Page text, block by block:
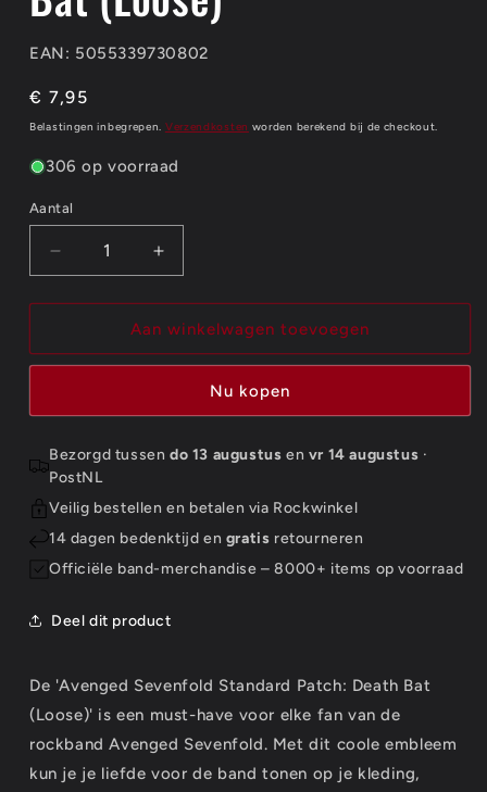
EAN: 5055339730802
Normale
prijs
€ 7,95
Belastingen inbegrepen. Verzendkosten worden berekend bij de checkout.
306 op voorraad
Aantal
Aantal
Aantal
verlagen
voor
Sevenfold
Death
(Loose)
Aantal
verhogen
voor
Avenged
Sevenfold
Patch:
Death
(Loose)
Aan winkelwagen toevoegen
Nu kopen
Bezorgd tussen do 13 augustus en vr 14 augustus ·
PostNL
Veilig bestellen en betalen via Rockwinkel
14 dagen bedenktijd en gratis retourneren
Officiële band-merchandise – 8000+ items op voorraad
Deel dit product
De 'Avenged Sevenfold Standard Patch: Death Bat
(Loose)' is een must-have voor elke fan van de
rockband Avenged Sevenfold. Met dit coole embleem
kun je je liefde voor de band tonen op je kleding,